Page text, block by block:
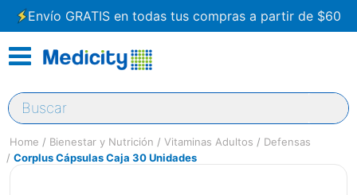
Envío GRATIS en todas tus compras a partir de $60
Buscar
Bienestar y Nutrición Vitaminas Adultos
Defensas
Corplus Cápsulas Caja 30 Unidades